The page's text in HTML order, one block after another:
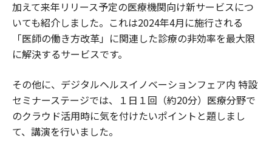
加えて来年リリース予定の医療機関向け新サービスにつ
いても紹介しました。これは2024年4月に施行される
「医師の働き方改革」に関連した診療の非効率を最大限
に解決するサービスです。
その他に、デジタルヘルスイノベーションフェア内 特設
セミナーステージでは、１日１回（約20分）医療分野で
のクラウド活用時に気を付けたいポイントと題しまし
て、講演を行いました。